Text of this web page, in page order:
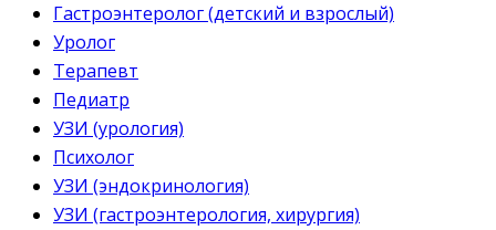
Гастроэнтеролог (детский и взрослый)
Уролог
Терапевт
Педиатр
УЗИ (урология)
Психолог
УЗИ (эндокринология)
УЗИ (гастроэнтерология, хирургия)